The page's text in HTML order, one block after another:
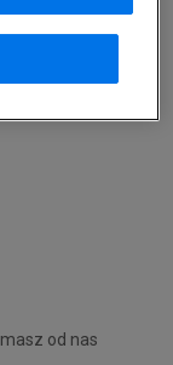
ubiegłych
od nas